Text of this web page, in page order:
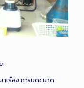
าเรื่อง การบดขนาด